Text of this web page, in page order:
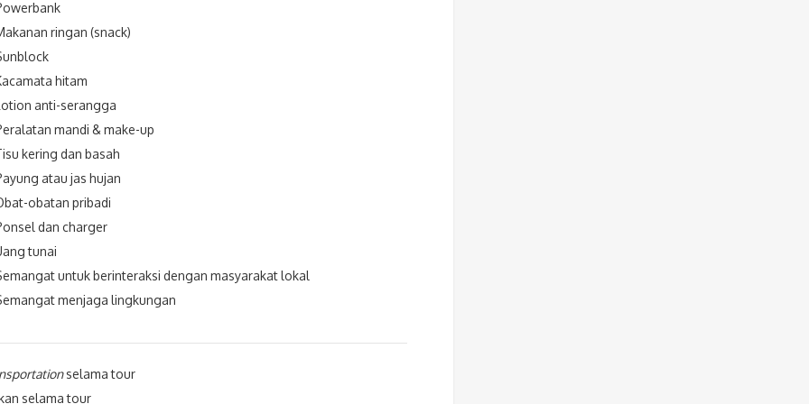
ringan (snack)
hitam
anti-serangga
mandi & make-up
kering dan basah
atau jas hujan
obatan pribadi
dan charger
tunai
untuk berinteraksi dengan masyarakat lokal
menjaga lingkungan
selama tour
selama tour